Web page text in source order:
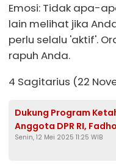
Emosi: Tidak apa-
lain melihat jika
perlu selalu 'aktif'.
rapuh Anda.
4 Sagitarius (22
Dukung Program
Anggota DPR RI,
Partai Kawal Demokrasi
Senin, 12 Mei 2025 11:25 WIB